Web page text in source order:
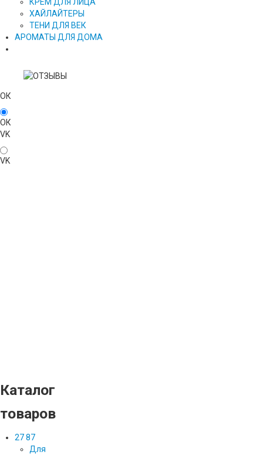
КРЕМ ДЛЯ ЛИЦА
ХАЙЛАЙТЕРЫ
ТЕНИ ДЛЯ ВЕК
АРОМАТЫ ДЛЯ ДОМА
ОК
ОК
VK
VK
Каталог
товаров
27 87
Для